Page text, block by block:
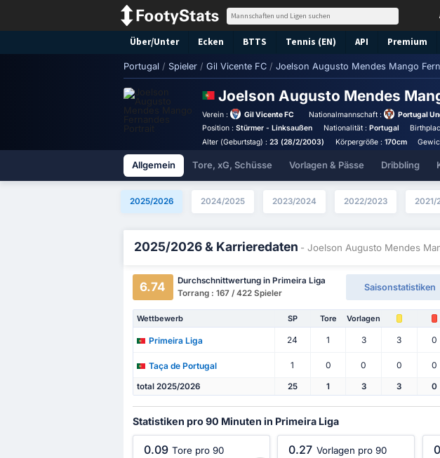
Über/Unter Ecken BTTS Tennis (EN) API Premium
Portugal / Spieler / Gil Vicente FC / Joelson Augusto Mendes Mango
Joelson Augusto Mendes
Verein : Gil Vicente FC Nationalmannschaft :
Portugal
Position :Stürmer - Linksaußen Nationalität : Portugal
Alter (Geburtstag) :23 (28/2/2003) Körpergröße : 170cm
Allgemein Tore, xG, Schüsse Vorlagen & Pässe Dribbling
2025/2026 2024/2025 2023/2024 2022/2023 2021/
2025/2026 & Karrieredaten - Joelson Augusto Mendes
6.74
Durchschnittwertung in Primeira Liga
Torrang : 167 / 422 Spieler
Saisonstatistiken
Wettbewerb SP Tore Vorlagen
Primeira Liga 24 1 3 3 0
Taça de Portugal 1 0 0 0 0
total 2025/2026 25 1 3 3 0
Statistiken pro 90 Minuten in Primeira Liga
0.09 Tore pro 90 0.27 Vorlagen pro 90